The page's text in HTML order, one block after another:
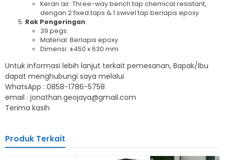
Keran air: Three-way bench tap chemical resistant,
dengan 2 fixed taps & 1 swivel tap berlapis epoxy
Rak Pengeringan:
39 pegs
Material: Berlapis epoxy
Dimensi: ±450 x 630 mm
Untuk informasi lebih lanjut terkait pemesanan, Bapak/Ibu
dapat menghubungi saya melalui
WhatsApp : 0858-1786-5758
email : jonathan.geojaya@gmail.com
Terima kasih
Produk Terkait